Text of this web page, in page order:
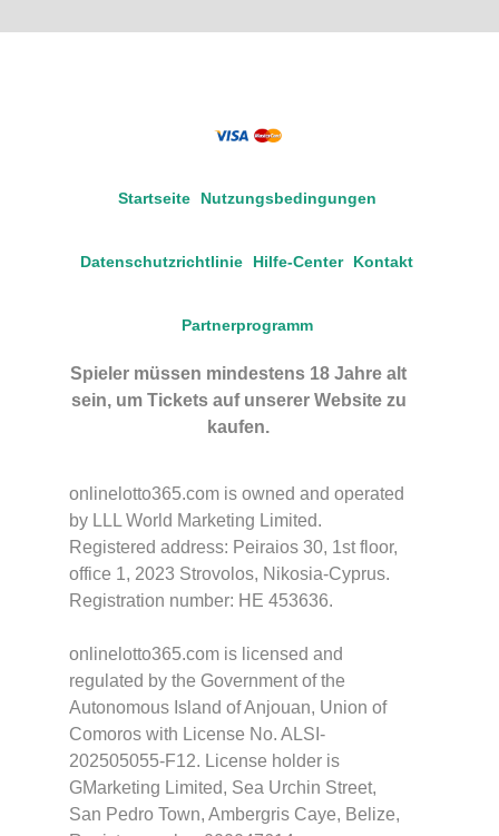
Startseite Nutzungsbedingungen
Datenschutzrichtlinie Hilfe-Center Kontakt
Partnerprogramm
Spieler müssen mindestens 18 Jahre alt
sein, um Tickets auf unserer Website zu
kaufen.
onlinelotto365.com is owned and operated
by LLL World Marketing Limited.
Registered address: Peiraios 30, 1st floor,
office 1, 2023 Strovolos, Nikosia-Cyprus.
Registration number: HE 453636.
onlinelotto365.com is licensed and
regulated by the Government of the
Autonomous Island of Anjouan, Union of
Comoros with License No. ALSI-
202505055-F12. License holder is
GMarketing Limited, Sea Urchin Street,
San Pedro Town, Ambergris Caye, Belize,